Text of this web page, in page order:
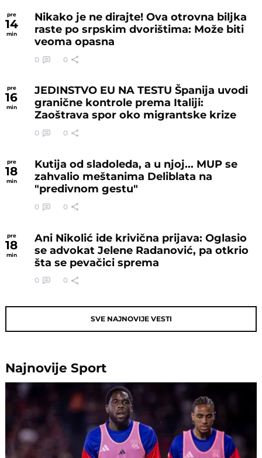
pre
14
min
Nikako je ne dirajte! Ova otrovna biljka
raste po srpskim dvorištima: Može biti
veoma opasna
0 0
pre
16
min
JEDINSTVO EU NA TESTU Španija uvodi
granične kontrole prema Italiji:
Zaoštrava spor oko migrantske krize
0 0
pre
18
min
Kutija od sladoleda, a u njoj... MUP se
zahvalio meštanima Deliblata na
"predivnom gestu"
0 0
pre
18
min
Ani Nikolić ide krivična prijava: Oglasio
se advokat Jelene Radanović, pa otkrio
šta se pevačici sprema
0 0
SVE NAJNOVIJE VESTI
NajnovijeSport